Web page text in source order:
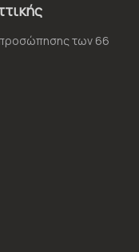
των 66